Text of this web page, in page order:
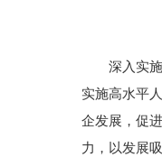
深入实施人
实施高水平
企发展，促
力，以发展